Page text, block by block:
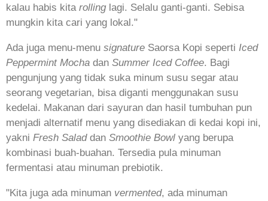
kalau habis kita rollinglagi. Selalu ganti-ganti. Sebisa
mungkin kita cari yang lokal."
Ada juga menu-menu signature Saorsa Kopi seperti Iced
Peppermint Mocha dan Summer Iced Coffee. Bagi
pengunjung yang tidak suka minum susu segar atau
seorang vegetarian, bisa diganti menggunakan susu
kedelai. Makanan dari sayuran dan hasil tumbuhan pun
menjadi alternatif menu yang disediakan di kedai kopi ini,
yakni Fresh Saladdan Smoothie Bowl yang berupa
kombinasi buah-buahan. Tersedia pula minuman
fermentasi atau minuman prebiotik.
"Kita juga ada minuman vermented, ada minuman